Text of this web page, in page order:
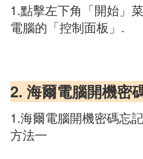
1.點擊左下角「開始」
電腦的「控制面板」.
2. 海爾電腦開機密
1.海爾電腦開機密碼忘
方法一